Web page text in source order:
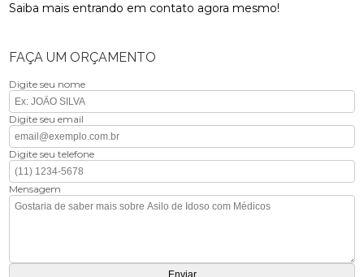
Saiba mais entrando em contato agora mesmo!
FAÇA UM ORÇAMENTO
Digite seu nome
Digite seu email
Digite seu telefone
Mensagem